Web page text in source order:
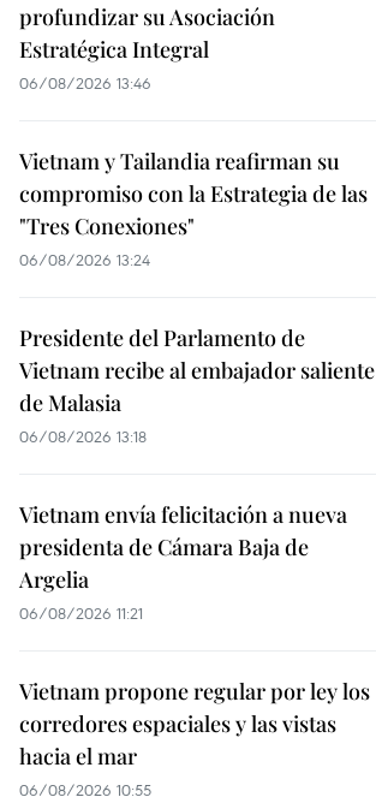
profundizar su Asociación
Estratégica Integral
06/08/2026 13:46
Vietnam y Tailandia reafirman su
compromiso con la Estrategia de las
"Tres Conexiones"
06/08/2026 13:24
Presidente del Parlamento de
Vietnam recibe al embajador saliente
de Malasia
06/08/2026 13:18
Vietnam envía felicitación a nueva
presidenta de Cámara Baja de
Argelia
06/08/2026 11:21
Vietnam propone regular por ley los
corredores espaciales y las vistas
hacia el mar
06/08/2026 10:55